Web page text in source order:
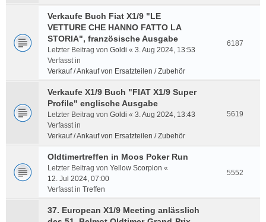
Verkaufe Buch Fiat X1/9 "LE
VETTURE CHE HANNO FATTO LA
STORIA", französische Ausgabe
Letzter Beitrag von Goldi « 3. Aug 2024, 13:53
Verfasst in
Verkauf / Ankauf von Ersatzteilen / Zubehör
6187
Verkaufe X1/9 Buch "FIAT X1/9 Super
Profile" englische Ausgabe
Letzter Beitrag von Goldi « 3. Aug 2024, 13:43
Verfasst in
Verkauf / Ankauf von Ersatzteilen / Zubehör
5619
Oldtimertreffen in Moos Poker Run
Letzter Beitrag von Yellow Scorpion «
12. Jul 2024, 07:00
Verfasst in Treffen
5552
37. European X1/9 Meeting anlässlich